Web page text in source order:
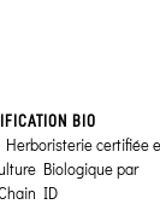
BIO
Herboristerie certifiée
Biologique par
ID